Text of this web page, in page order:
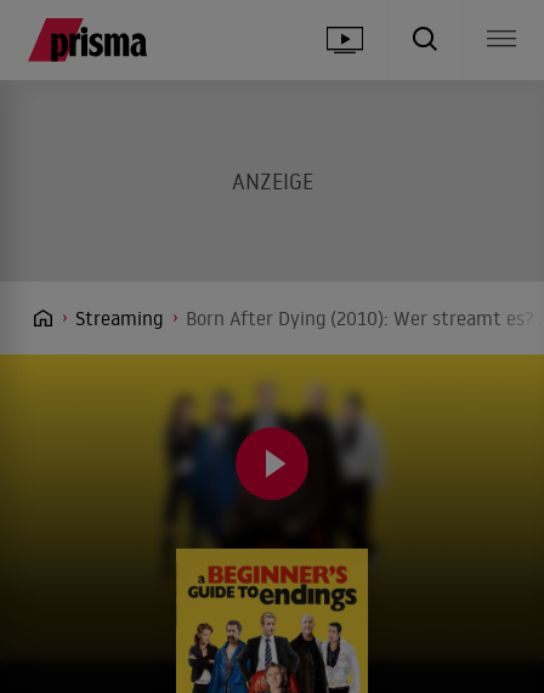
Streaming Born After Dying (2010): Wer streamt es?